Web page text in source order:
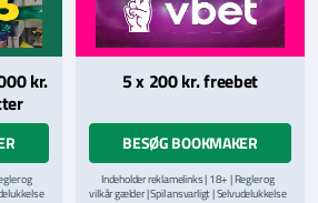
kr.
og
5 x 200 kr. freebet
BESØG BOOKMAKER
Indeholder reklamelinks | 18+ | Regler og
vilkår gælder | Spil ansvarligt | Selvudelukkelse